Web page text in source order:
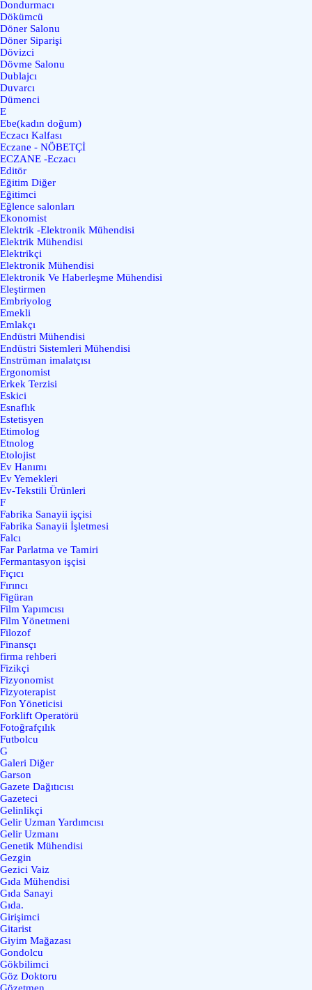
Dondurmacı
Dökümcü
Döner Salonu
Döner Siparişi
Dövizci
Dövme Salonu
Dublajcı
Duvarcı
Dümenci
E
Ebe(kadın doğum)
Eczacı Kalfası
Eczane - NÖBETÇİ
ECZANE -Eczacı
Editör
Eğitim Diğer
Eğitimci
Eğlence salonları
Ekonomist
Elektrik -Elektronik Mühendisi
Elektrik Mühendisi
Elektrikçi
Elektronik Mühendisi
Elektronik Ve Haberleşme Mühendisi
Eleştirmen
Embriyolog
Emekli
Emlakçı
Endüstri Mühendisi
Endüstri Sistemleri Mühendisi
Enstrüman imalatçısı
Ergonomist
Erkek Terzisi
Eskici
Esnaflık
Estetisyen
Etimolog
Etnolog
Etolojist
Ev Hanımı
Ev Yemekleri
Ev-Tekstili Ürünleri
F
Fabrika Sanayii işçisi
Fabrika Sanayii İşletmesi
Falcı
Far Parlatma ve Tamiri
Fermantasyon işçisi
Fıçıcı
Fırıncı
Figüran
Film Yapımcısı
Film Yönetmeni
Filozof
Finansçı
firma rehberi
Fizikçi
Fizyonomist
Fizyoterapist
Fon Yöneticisi
Forklift Operatörü
Fotoğrafçılık
Futbolcu
G
Galeri Diğer
Garson
Gazete Dağıtıcısı
Gazeteci
Gelinlikçi
Gelir Uzman Yardımcısı
Gelir Uzmanı
Genetik Mühendisi
Gezgin
Gezici Vaiz
Gıda Mühendisi
Gıda Sanayi
Gıda.
Girişimci
Gitarist
Giyim Mağazası
Gondolcu
Gökbilimci
Göz Doktoru